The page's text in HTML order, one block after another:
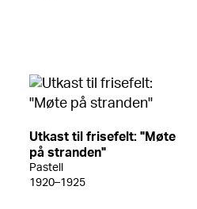
Utkast til frisefelt: "Møte
på stranden"
Pastell
1920–1925